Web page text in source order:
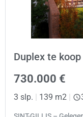
Duplex te
730.000 €
3 slp. 139 m2